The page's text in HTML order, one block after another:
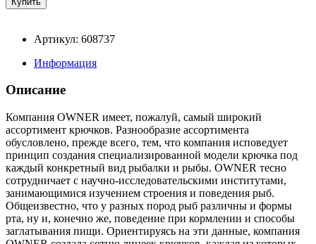
Артикул: 608737
Информация
Описание
Компания OWNER имеет, пожалуй, самый широкий
ассортимент крючков. Разнообразие ассортимента
обусловлено, прежде всего, тем, что компания исповедует
принцип создания специализированной модели крючка под
каждый конкретный вид рыбалки и рыбы. OWNER тесно
сотрудничает с научно-исследовательскими институтами,
занимающимися изучением строения и поведения рыб.
Общеизвестно, что у разных пород рыб различны и формы
рта, ну и, конечно же, поведение при кормлении и способы
заглатывания пищи. Ориентируясь на эти данные, компания